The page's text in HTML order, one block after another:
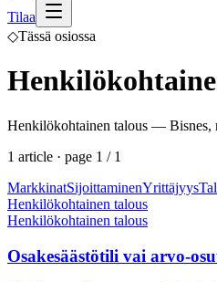
Tilaa
◇Tässä osiossa
Henkilökohtainen talous — Bisnes,
1 article · page 1 / 1
MarkkinatSijoittaminenYrittäjyys
Henkilökohtainen talous
Henkilökohtainen talous
Osakesäästötili vai arvo-